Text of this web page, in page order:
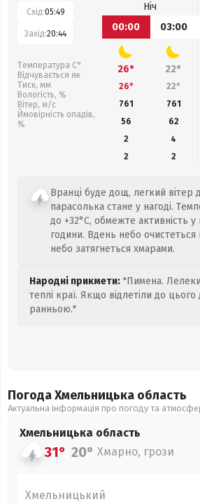
Схід:05:49
Захід:20:44
Температура С°
Відчувається як
Тиск, мм
Вологість, %
Вітер, м/с
Ймовірність опадів,
%
Ніч
00:00
03:00
26° 22°
26° 22°
761
761
56
62
2
4
2
2
Вранці буде дощ, легкий вітер
парасолька стане у нагоді.
до +32°C, обмежте активність у
години. Вдень небо очистеться
небо затягнеться хмарами.
Народні прикмети: "Пимена. Лелеки
теплі краї. Якщо відлетіли до
ранньою."
Погода Хмельницька область
Актуальна інформація про погоду та
Хмельницька область
31° 20° Хмарно, грози
Хмельницький